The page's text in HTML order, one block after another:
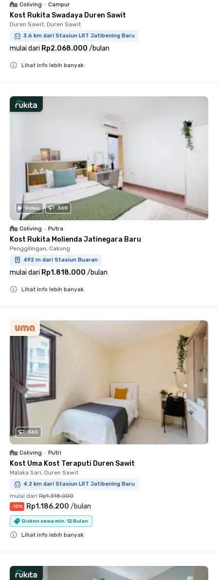
Coliving • Campur
Kost Rukita Swadaya Duren Sawit
Duren Sawit, Duren Sawit
3.6 km dari Stasiun LRT Jatibening Baru
mulai dari Rp2.068.000 /bulan
Lihat info lebih banyak
Video 360
Coliving • Putra
Kost Rukita Molienda Jatinegara Baru
Penggilingan, Cakung
492 m dari Stasiun Buaran
mulai dari Rp1.818.000 /bulan
Lihat info lebih banyak
360
Coliving • Putri
Kost Uma Kost Teraputi Duren Sawit
Malaka Sari, Duren Sawit
4.2 km dari Stasiun LRT Jatibening Baru
mulai dari Rp1.318.000
-10% Rp1.186.200 /bulan
Diskon sewa min. 12 Bulan
Lihat info lebih banyak